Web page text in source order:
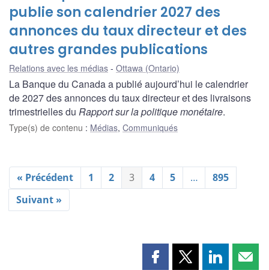
publie son calendrier 2027 des
annonces du taux directeur et des
autres grandes publications
Relations avec les médias Ottawa (Ontario)
La Banque du Canada a publié aujourd’hui le calendrier
de 2027 des annonces du taux directeur et des livraisons
trimestrielles du Rapport sur la politique monétaire.
Type(s) de contenu : Médias, Communiqués
« Précédent 1 2 3 4 5 …
895
Suivant »
PartagerPartagerPartager